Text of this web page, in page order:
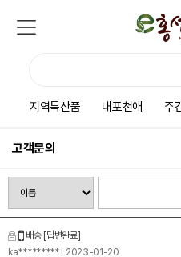
지역특산품 내포천애 주
고객문의
배송 [답변완료]
ka*********
| 2023-01-20